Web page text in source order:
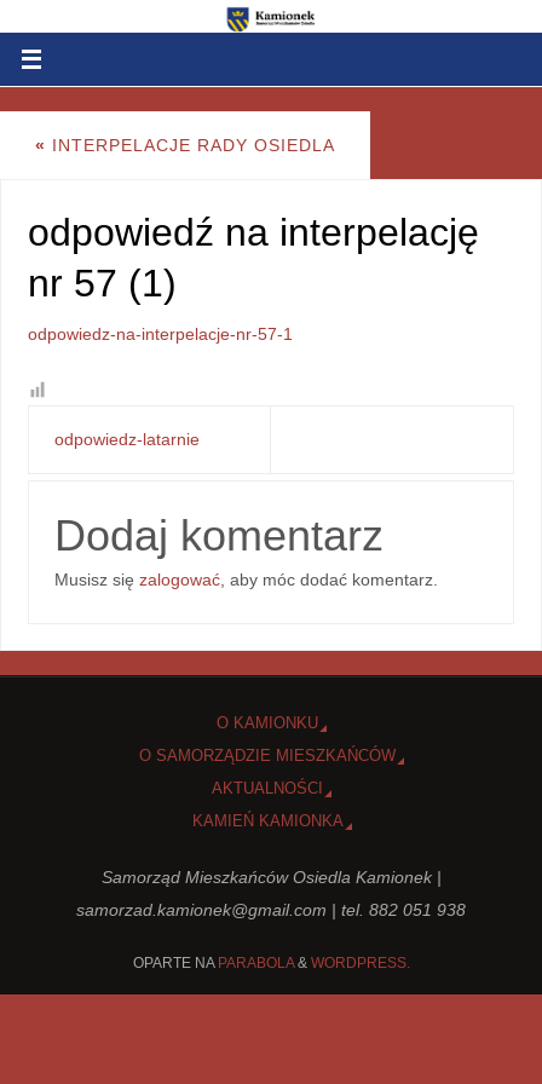
« INTERPELACJE RADY OSIEDLA
odpowiedź na interpelację
nr 57 (1)
odpowiedz-na-interpelacje-nr-57-1
odpowiedz-latarnie
Dodaj komentarz
Musisz sięzalogować , aby móc dodać komentarz.
O KAMIONKU
O SAMORZĄDZIE MIESZKAŃCÓW
AKTUALNOŚCI
KAMIEŃ KAMIONKA
Samorząd Mieszkańców Osiedla Kamionek |
samorzad.kamionek@gmail.com | tel. 882 051 938
OPARTE NA PARABOLA& WORDPRESS.